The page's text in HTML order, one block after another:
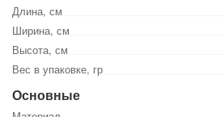
Длина, см
Ширина, см
Высота, см
Вес в упаковке, гр
Основные